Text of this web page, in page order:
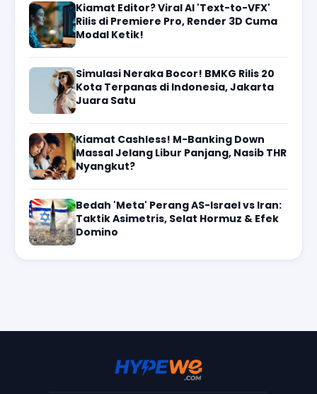
Kiamat Editor? Viral AI 'Text-to-VFX'
Rilis di Premiere Pro, Render 3D Cuma
Modal Ketik!
Simulasi Neraka Bocor! BMKG Rilis 20
Kota Terpanas di Indonesia, Jakarta
Juara Satu
Kiamat Cashless! M-Banking Down
Massal Jelang Libur Panjang, Nasib THR
Nyangkut?
Bedah 'Meta' Perang AS-Israel vs Iran:
Taktik Asimetris, Selat Hormuz & Efek
Domino